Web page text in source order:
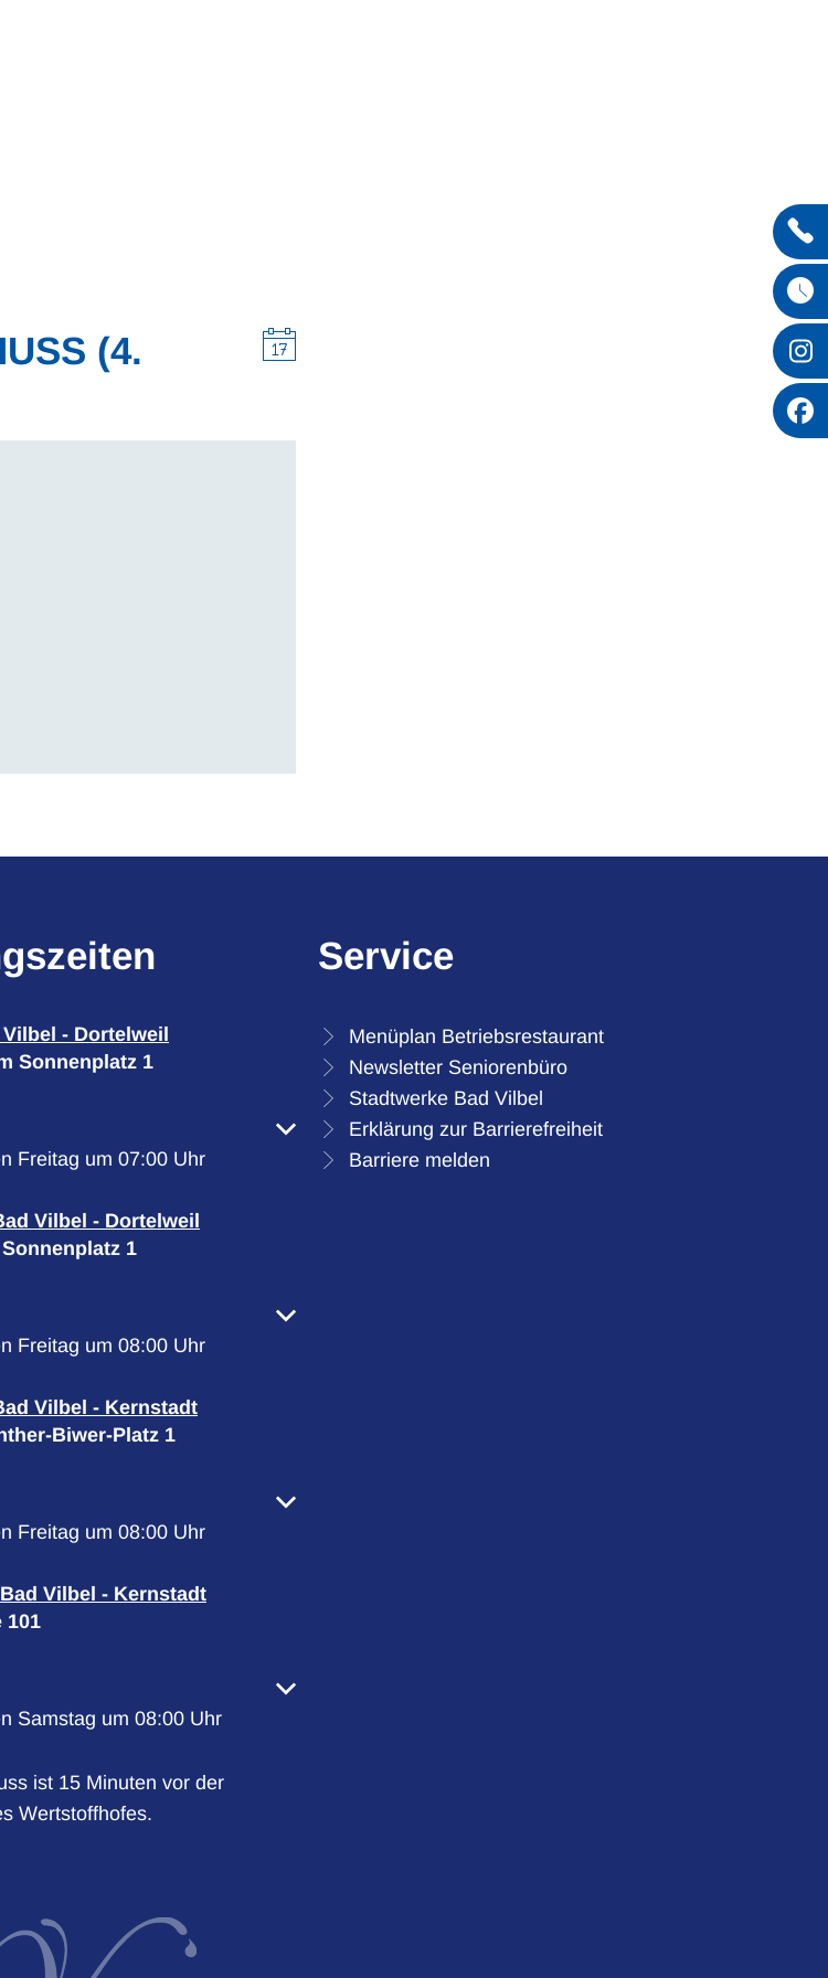
(4.
- Dortelweil
Sonnenplatz 1
Öffnungs- oder Schließzeiten auszublenden
Freitag um 07:00 Uhr
Vilbel - Dortelweil
1
Öffnungs- oder Schließzeiten auszublenden
Freitag um 08:00 Uhr
Vilbel - Kernstadt
Biwer-Platz 1
Öffnungs- oder Schließzeiten auszublenden
Freitag um 08:00 Uhr
Vilbel - Kernstadt
101
Öffnungs- oder Schließzeiten auszublenden
Samstag um 08:00 Uhr
ist 15 Minuten vor der
Wertstoffhofes.
Service
Menüplan Betriebsrestaurant
Newsletter Seniorenbüro
Stadtwerke Bad Vilbel
Erklärung zur Barrierefreiheit
Barriere melden